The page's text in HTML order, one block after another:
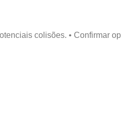
colisões. • Confirmar